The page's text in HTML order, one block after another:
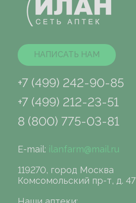
НАПИСАТЬ НАМ
+7 (499) 242-90-85
+7 (499) 212-23-51
8 (800) 775-03-81
E-mail: ilanfarm@mail.ru
119270, город Москва
Комсомольский пр-т, д. 47